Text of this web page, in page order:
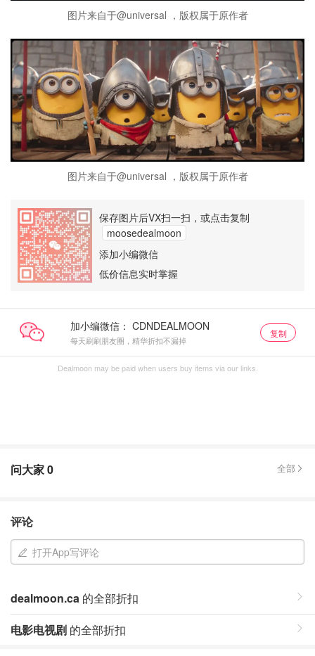
图片来自于@universal ，版权属于原作者
图片来自于@universal ，版权属于原作者
保存图片后VX扫一扫，或点击复制
moosedealmoon
添加小编微信
低价信息实时掌握
加小编微信：
每天刷刷朋友圈，精华折扣不漏掉
复制
Dealmoon may be paid when users buy items via our links.
问大家0 全部
评论
打开App写评论
dealmoon.ca 的全部折扣
电影电视剧 的全部折扣